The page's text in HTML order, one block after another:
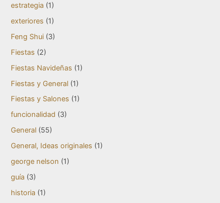
estrategia (1)
exteriores (1)
Feng Shui (3)
Fiestas (2)
Fiestas Navideñas (1)
Fiestas y General (1)
Fiestas y Salones (1)
funcionalidad (3)
General (55)
General, Ideas originales (1)
george nelson (1)
guía (3)
historia (1)